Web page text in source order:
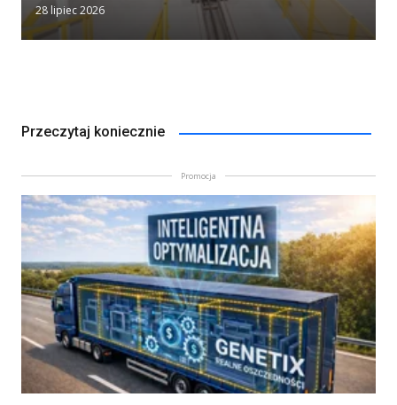
28 lipiec 2026
Przeczytaj koniecznie
Promocja